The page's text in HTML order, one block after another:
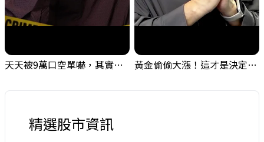
天天被9萬口空單嚇，其實你盯錯地方了｜Mr.Jimmy高志銘 #台股 #外資期貨 #融資 黃金偷偷大漲！這才是決定台股生死的「真風向球」！｜Mr.Jimmy高志銘 #黃金 #美元指數 #聯準會
精選股市資訊